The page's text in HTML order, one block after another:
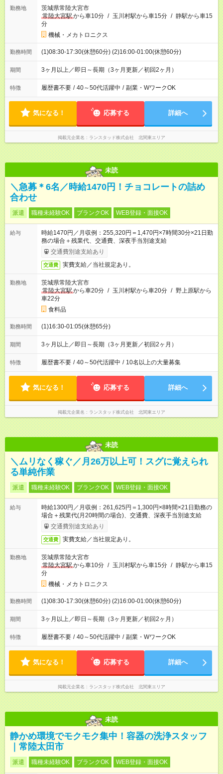
勤務地
茨城県常陸大宮市
常陸大宮駅から車10分 / 玉川村駅から車15分 / 静駅から車15
分
機械・メカトロニクス
勤務時間 (1)08:30-17:30(休憩60分) (2)16:00-01:00(休憩60分)
期間 3ヶ月以上／即日～長期（3ヶ月更新／初回2ヶ月）
特徴 履歴書不要 / 40～50代活躍中 / 副業・WワークOK
気になる！ 応募する 詳細へ
掲載元企業名 ランスタッド株式会社 北関東エリア
未読
＼急募＊6名／時給1470円！チョコレートの詰め
合わせ
派遣 職種未経験OK ブランクOK WEB登録・面接OK
給与
時給1470円／月収例：255,320円＝1,470円×7時間30分×21日勤
務の場合＋残業代、交通費、深夜手当別途支給
交通費別途支給あり
交通費 実費支給／当社規定あり。
勤務地
茨城県常陸大宮市
常陸大宮駅から車20分 / 玉川村駅から車20分 / 野上原駅から
車22分
食料品
勤務時間 (1)16:30-01:05(休憩65分)
期間 3ヶ月以上／即日～長期（3ヶ月更新／初回2ヶ月）
特徴 履歴書不要 / 40～50代活躍中 / 10名以上の大量募集
気になる！ 応募する 詳細へ
掲載元企業名 ランスタッド株式会社 北関東エリア
未読
＼ムリなく稼ぐ／月26万以上可！スグに覚えられ
る単純作業
派遣 職種未経験OK ブランクOK WEB登録・面接OK
給与
時給1300円／月収例：261,625円＝1,300円×8時間×21日勤務の
場合＋残業代(月20時間の場合)、交通費、深夜手当別途支給
交通費別途支給あり
交通費 実費支給／当社規定あり。
勤務地
茨城県常陸大宮市
常陸大宮駅から車10分 / 玉川村駅から車15分 / 静駅から車15
分
機械・メカトロニクス
勤務時間 (1)08:30-17:30(休憩60分) (2)16:00-01:00(休憩60分)
期間 3ヶ月以上／即日～長期（3ヶ月更新／初回2ヶ月）
特徴 履歴書不要 / 40～50代活躍中 / 副業・WワークOK
気になる！ 応募する 詳細へ
掲載元企業名 ランスタッド株式会社 北関東エリア
未読
静かめ環境でモクモク集中！容器の洗浄スタッフ
｜常陸太田市
派遣 職種未経験OK ブランクOK WEB登録・面接OK